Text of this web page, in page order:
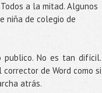
a la mitad. Algunos
niña de colegio de
publico. No es tan difícil.
de Word como si
atrás.